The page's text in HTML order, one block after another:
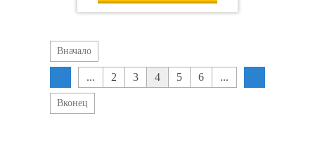
Вначало
... 2 3 4 5 6 ...
Вконец